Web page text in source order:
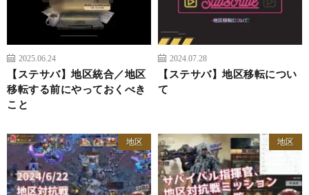
2025.06.24
【ステサバ】地区統合／地区
移転する前にやっておくべき
こと
2024.07.28
【ステサバ】地区移転につい
て
地区 地区